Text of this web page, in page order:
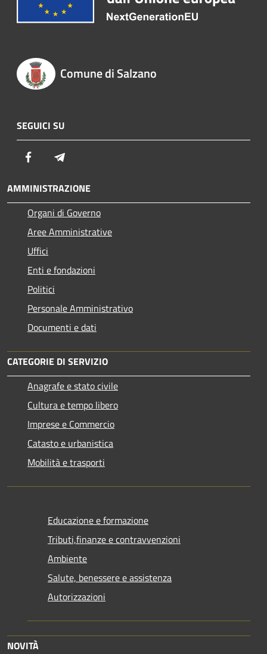
Comune di Salzano
SEGUICI SU
Facebook
AMMINISTRAZIONE
Organi di Governo
Aree Amministrative
Uffici
Enti e fondazioni
Politici
Personale Amministrativo
Documenti e dati
CATEGORIE DI SERVIZIO
Anagrafe e stato civile
Cultura e tempo libero
Imprese e Commercio
Catasto e urbanistica
Mobilità e trasporti
Educazione e formazione
Tributi,finanze e contravvenzioni
Ambiente
Salute, benessere e assistenza
Autorizzazioni
NOVITÀ